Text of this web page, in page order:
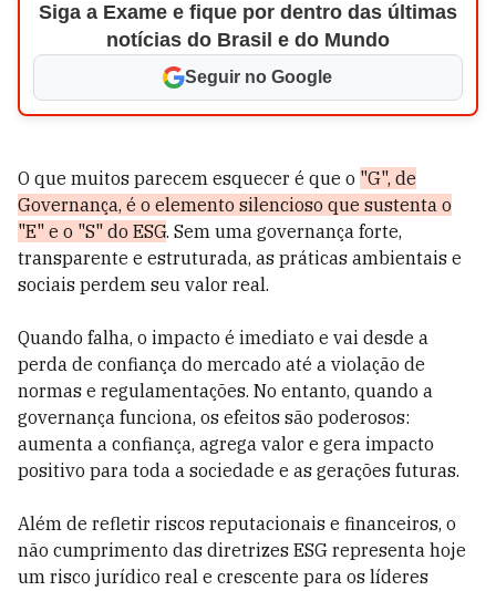
Siga a Exame e fique por dentro das últimas
notícias do Brasil e do Mundo
Seguir no Google
O que muitos parecem esquecer é que o "G", de
Governança, é o elemento silencioso que sustenta o
"E" e o "S" do ESG. Sem uma governança forte,
transparente e estruturada, as práticas ambientais e
sociais perdem seu valor real.
Quando falha, o impacto é imediato e vai desde a
perda de confiança do mercado até a violação de
normas e regulamentações. No entanto, quando a
governança funciona, os efeitos são poderosos:
aumenta a confiança, agrega valor e gera impacto
positivo para toda a sociedade e as gerações futuras.
Além de refletir riscos reputacionais e financeiros, o
não cumprimento das diretrizes ESG representa hoje
um risco jurídico real e crescente para os líderes